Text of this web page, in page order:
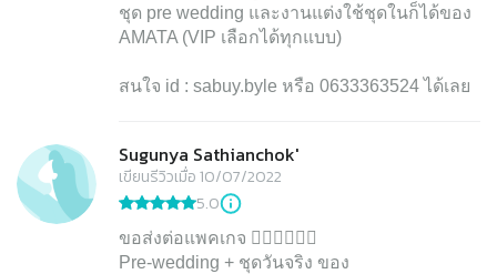
ชุด pre wedding และงานแต่งใช้ชุดในก็ได้ของ
AMATA (VIP เลือกได้ทุกแบบ)
สนใจ id : sabuy.byle หรือ 0633363524 ได้เลย
Sugunya Sathianchok'
เขียนรีวิวเมื่อ 10/07/2022
5.0
ขอส่งต่อแพคเกจ 🤵🏻‍♂️👰🏻‍♀️
Pre-wedding + ชุดวันจริง ของ